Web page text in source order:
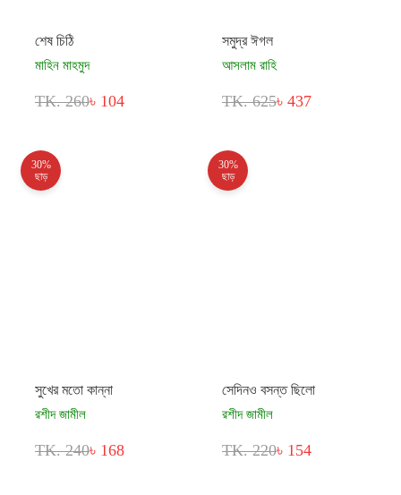
শেষ চিঠি
মাহিন মাহমুদ
TK. 260৳ 104
সমুদ্র ঈগল
আসলাম রাহি
TK. 625৳ 437
30%
ছাড়
সুখের মতো কান্না
রশীদ জামীল
TK. 240৳ 168
30%
ছাড়
সেদিনও বসন্ত ছিলো
রশীদ জামীল
TK. 220৳ 154